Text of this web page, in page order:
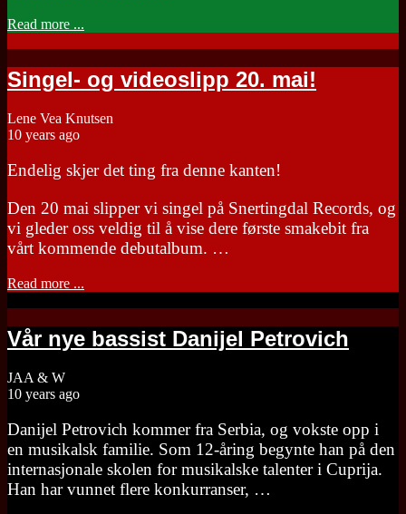
Read more ...
Singel- og videoslipp 20. mai!
Lene Vea Knutsen
10 years ago
Endelig skjer det ting fra denne kanten!
Den 20 mai slipper vi singel på Snertingdal Records, og
vi gleder oss veldig til å vise dere første smakebit fra
vårt kommende debutalbum. …
Read more ...
Vår nye bassist Danijel Petrovich
JAA & W
10 years ago
Danijel Petrovich kommer fra Serbia, og vokste opp i
en musikalsk familie. Som 12-åring begynte han på den
internasjonale skolen for musikalske talenter i Cuprija.
Han har vunnet flere konkurranser, …